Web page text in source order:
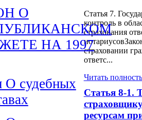
О
НА 1997
О судебных
Статья 7.
контроль в
страхования
страховании
ответс...
Читать
Статья 8-1.
ресурсам